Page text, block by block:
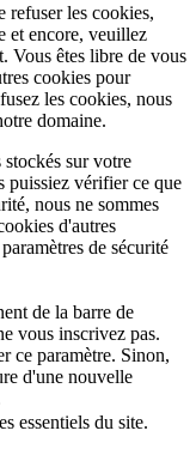
refuser les cookies,
et encore, veuillez
Vous êtes libre de vous
cookies pour
les cookies, nous
domaine.
sur votre
puissiez vérifier ce que
nous ne sommes
d'autres
de sécurité
de la barre de
vous inscrivez pas.
ce paramètre. Sinon,
d'une nouvelle
essentiels du site.